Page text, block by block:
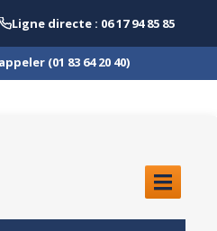
Ligne directe : 06 17 94 85 85
(01 83 64 20 40)